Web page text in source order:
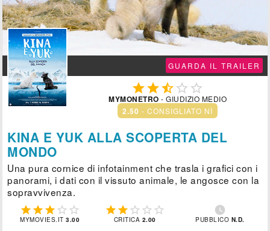
GUARDA IL TRAILER
  
MYMONETRO - GIUDIZIO MEDIO
2.50 - CONSIGLIATO NÌ
KINA E YUK ALLA SCOPERTA DEL
MONDO
Una pura cornice di infotainment che trasla i grafici con i
panorami, i dati con il vissuto animale, le angosce con la
sopravvivenza.
    
MYMOVIES.IT3.00
    
CRITICA 2.00

PUBBLICO N.D.